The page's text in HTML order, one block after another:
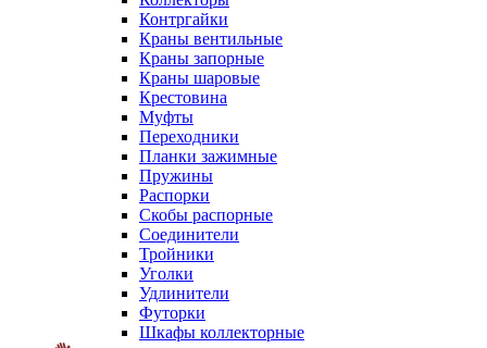
Контргайки
Краны вентильные
Краны запорные
Краны шаровые
Крестовина
Муфты
Переходники
Планки зажимные
Пружины
Распорки
Скобы распорные
Соединители
Тройники
Уголки
Удлинители
Футорки
Шкафы коллекторные